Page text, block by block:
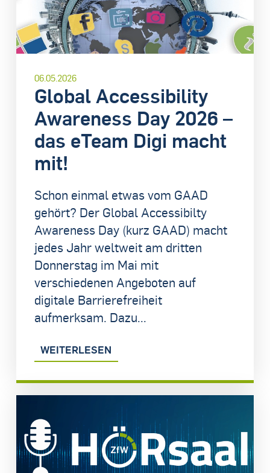
06.05.2026
Global Accessibility
Awareness Day 2026 –
das eTeam Digi macht
mit!
Schon einmal etwas vom GAAD
gehört? Der Global Accessibilty
Awareness Day (kurz GAAD) macht
jedes Jahr weltweit am dritten
Donnerstag im Mai mit
verschiedenen Angeboten auf
digitale Barrierefreiheit
aufmerksam. Dazu...
WEITERLESEN